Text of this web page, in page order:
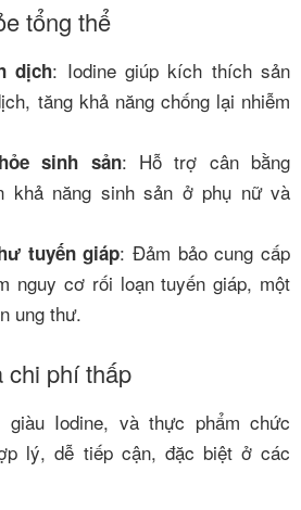
tổng thể
dịch: Iodine giúp kích thích sản
tăng khả năng chống lại nhiễm
sinh sản: Hỗ trợ cân bằng
khả năng sinh sản ở phụ nữ và
tuyến giáp: Đảm bảo cung cấp
nguy cơ rối loạn tuyến giáp, một
ung thư.
chi phí thấp
Iodine, và thực phẩm chức
lý, dễ tiếp cận, đặc biệt ở các